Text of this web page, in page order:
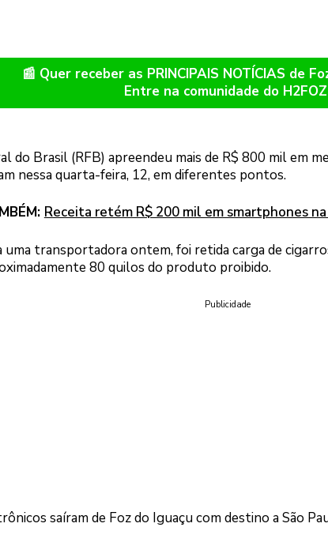
📰 Quer receber as PRINCIPAIS NOTÍCIAS de
Entre na comunidade do
do Brasil (RFB) apreendeu mais de R$ 800 mil em
nessa quarta-feira, 12, em diferentes pontos.
Receita retém R$ 200 mil em smartphones
uma transportadora ontem, foi retida carga de
80 quilos do produto proibido.
Publicidade
saíram de Foz do Iguaçu com destino a São